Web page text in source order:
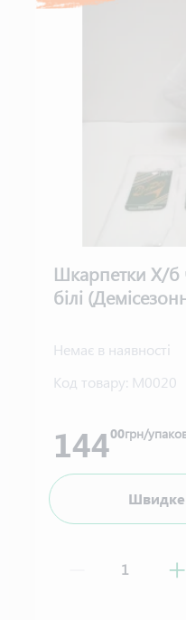
Шкарпетки Х/б
білі
Немає в наявності
Код товару: М0020
14400грн/